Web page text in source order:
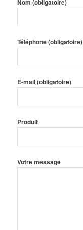
Nom (obligatoire)
Téléphone (obligatoire)
E-mail (obligatoire)
Produit
Votre message